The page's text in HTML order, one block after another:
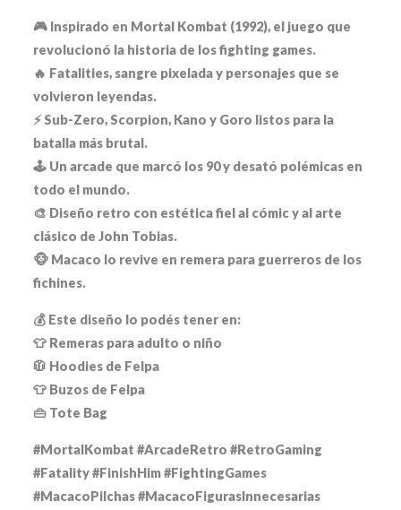
🎮 Inspirado en Mortal Kombat (1992), el juego que
revolucionó la historia de los fighting games.
🔥 Fatalities, sangre pixelada y personajes que se
volvieron leyendas.
⚡ Sub-Zero, Scorpion, Kano y Goro listos para la
batalla más brutal.
🕹️ Un arcade que marcó los 90 y desató polémicas en
todo el mundo.
🎨 Diseño retro con estética fiel al cómic y al arte
clásico de John Tobias.
🐵 Macaco lo revive en remera para guerreros de los
fichines.
💰 Este diseño lo podés tener en:
👕 Remeras para adulto o niño
🧥 Hoodies de Felpa
👕 Buzos de Felpa
👜 Tote Bag
#MortalKombat #ArcadeRetro #RetroGaming
#Fatality #FinishHim #FightingGames
#MacacoPilchas #MacacoFigurasInnecesarias